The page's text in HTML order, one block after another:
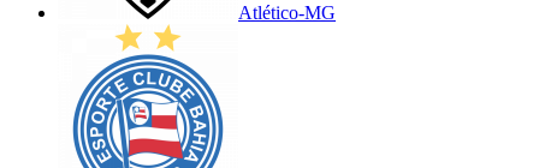
Atlético-MG